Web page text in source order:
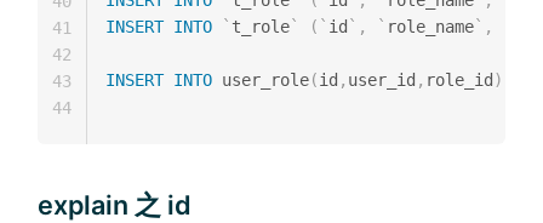
INSERT INTO ` t_role` ( ` id` , ` role_name` ,
INSERT INTO user_role(id , user_id , role_id)
41
42
43
44
explain 之 id